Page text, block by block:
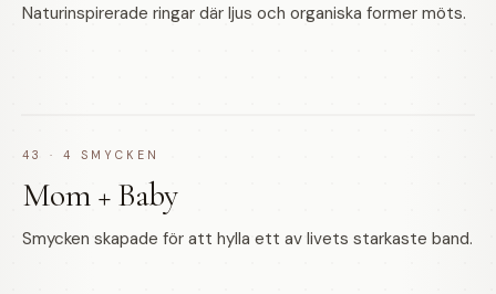
Naturinspirerade ringar där ljus och organiska former möts.
43 · 4 SMYCKEN
Mom + Baby
Smycken skapade för att hylla ett av livets starkaste band.